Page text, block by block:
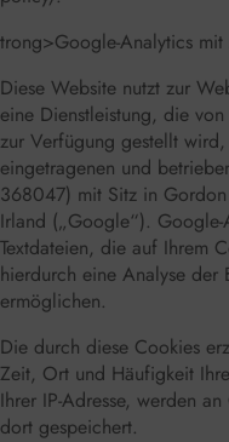
trong>Google-Analytics
Diese Website nutzt zur
eine Dienstleistung, die
zur Verfügung gestellt
eingetragenen und
368047) mit Sitz in
Irland („Google“). Google-
Textdateien, die auf Ihrem
hierdurch eine Analyse der
ermöglichen.
Die durch diese Cookies
Zeit, Ort und Häufigkeit
Ihrer IP-Adresse, werden
dort gespeichert.